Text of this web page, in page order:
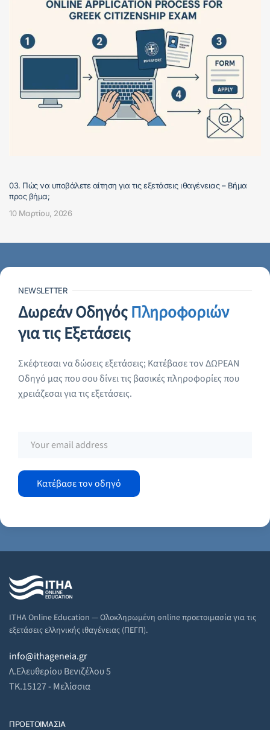
03. Πώς να υποβάλετε αίτηση για τις εξετάσεις ιθαγένειας – Βήμα
προς βήμα;
10 Μαρτίου, 2026
NEWSLETTER
Δωρεάν ΟδηγόςΠληροφοριών
για τις Εξετάσεις
Σκέφτεσαι να δώσεις εξετάσεις; Κατέβασε τον ΔΩΡΕΑΝ
Οδηγό μας που σου δίνει τις βασικές πληροφορίες που
χρειάζεσαι για τις εξετάσεις.
ITHA Online Education — Ολοκληρωμένη online προετοιμασία για τις
εξετάσεις ελληνικής ιθαγένειας (ΠΕΓΠ).
info@ithageneia.gr
Λ.Ελευθερίου Βενιζέλου 5
ΤΚ.15127 - Μελίσσια
ΠΡΟΕΤΟΙΜΑΣΙΑ